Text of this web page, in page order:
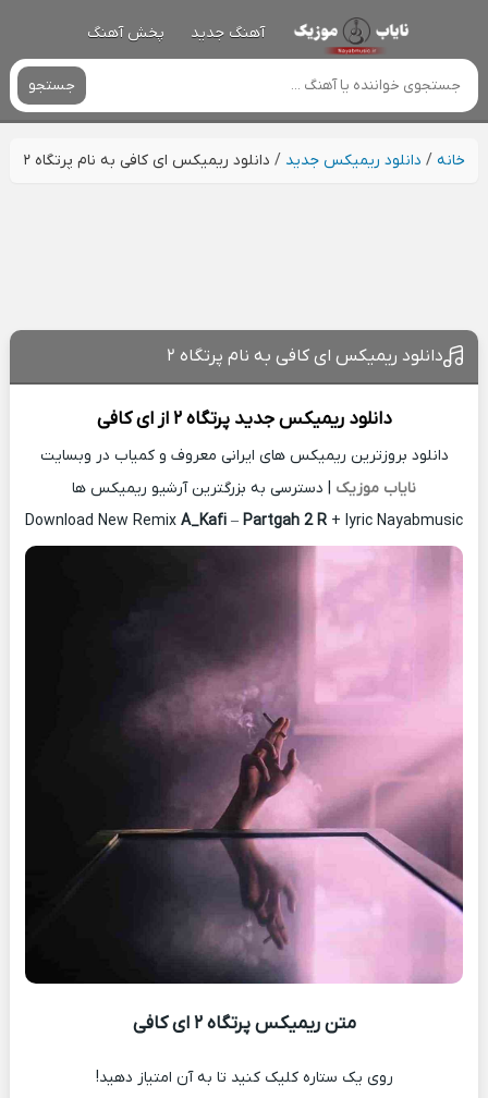
آهنگ جدید پخش آهنگ
جستجو
خانه/ دانلود ریمیکس جدید / دانلود ریمیکس ای کافی به نام پرتگاه ۲
دانلود ریمیکس ای کافی به نام پرتگاه ۲
دانلود ریمیکس جدید پرتگاه ۲ از ای کافی
دانلود بروزترین ریمیکس های ایرانی معروف و کمیاب در وبسایت
نایاب موزیک | دسترسی به بزرگترین آرشیو ریمیکس ها
Download New Remix A_Kafi – Partgah 2 R + lyric Nayabmusic
متن ریمیکس پرتگاه ۲ ای کافی
روی یک ستاره کلیک کنید تا به آن امتیاز دهید!